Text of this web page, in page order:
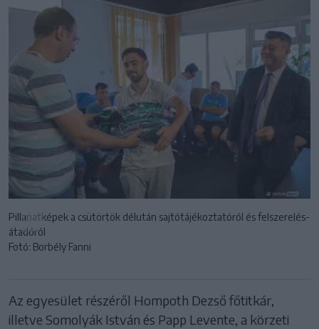
Pillanatképek a csütörtök délután sajtótájékoztatóról és felszerelés-
átadóról
Fotó: Borbély Fanni
Az egyesület részéről Hompoth Dezső főtitkár,
illetve Somolyák István és Papp Levente, a körzeti